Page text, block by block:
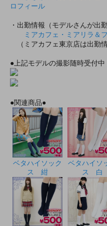
ロフィール
・出勤情報（モデルさんが出
ミアカフェ・ミアリラ＆
（ミアカフェ東京店は出勤情
●上記モデルの撮影随時受付中
●関連商品●
ベタハイソック
ス 紺
ベタハイソ
ス 白